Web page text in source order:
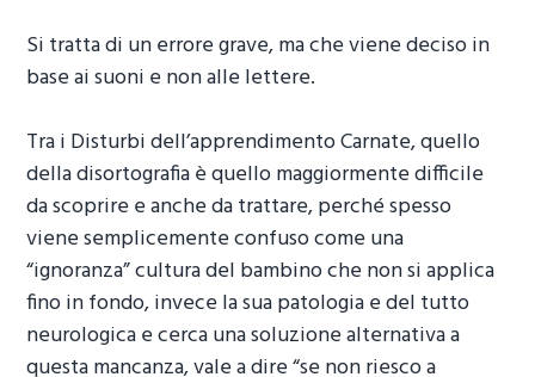
Si tratta di un errore grave, ma che viene deciso in
base ai suoni e non alle lettere.
Tra i Disturbi dell’apprendimento Carnate, quello
della disortografia è quello maggiormente difficile
da scoprire e anche da trattare, perché spesso
viene semplicemente confuso come una
“ignoranza” cultura del bambino che non si applica
fino in fondo, invece la sua patologia e del tutto
neurologica e cerca una soluzione alternativa a
questa mancanza, vale a dire “se non riesco a